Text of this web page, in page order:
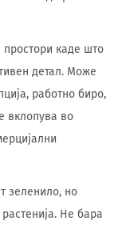
каде што
детал. Може
работно биро,
вклопува во
зеленило, но
Не бара